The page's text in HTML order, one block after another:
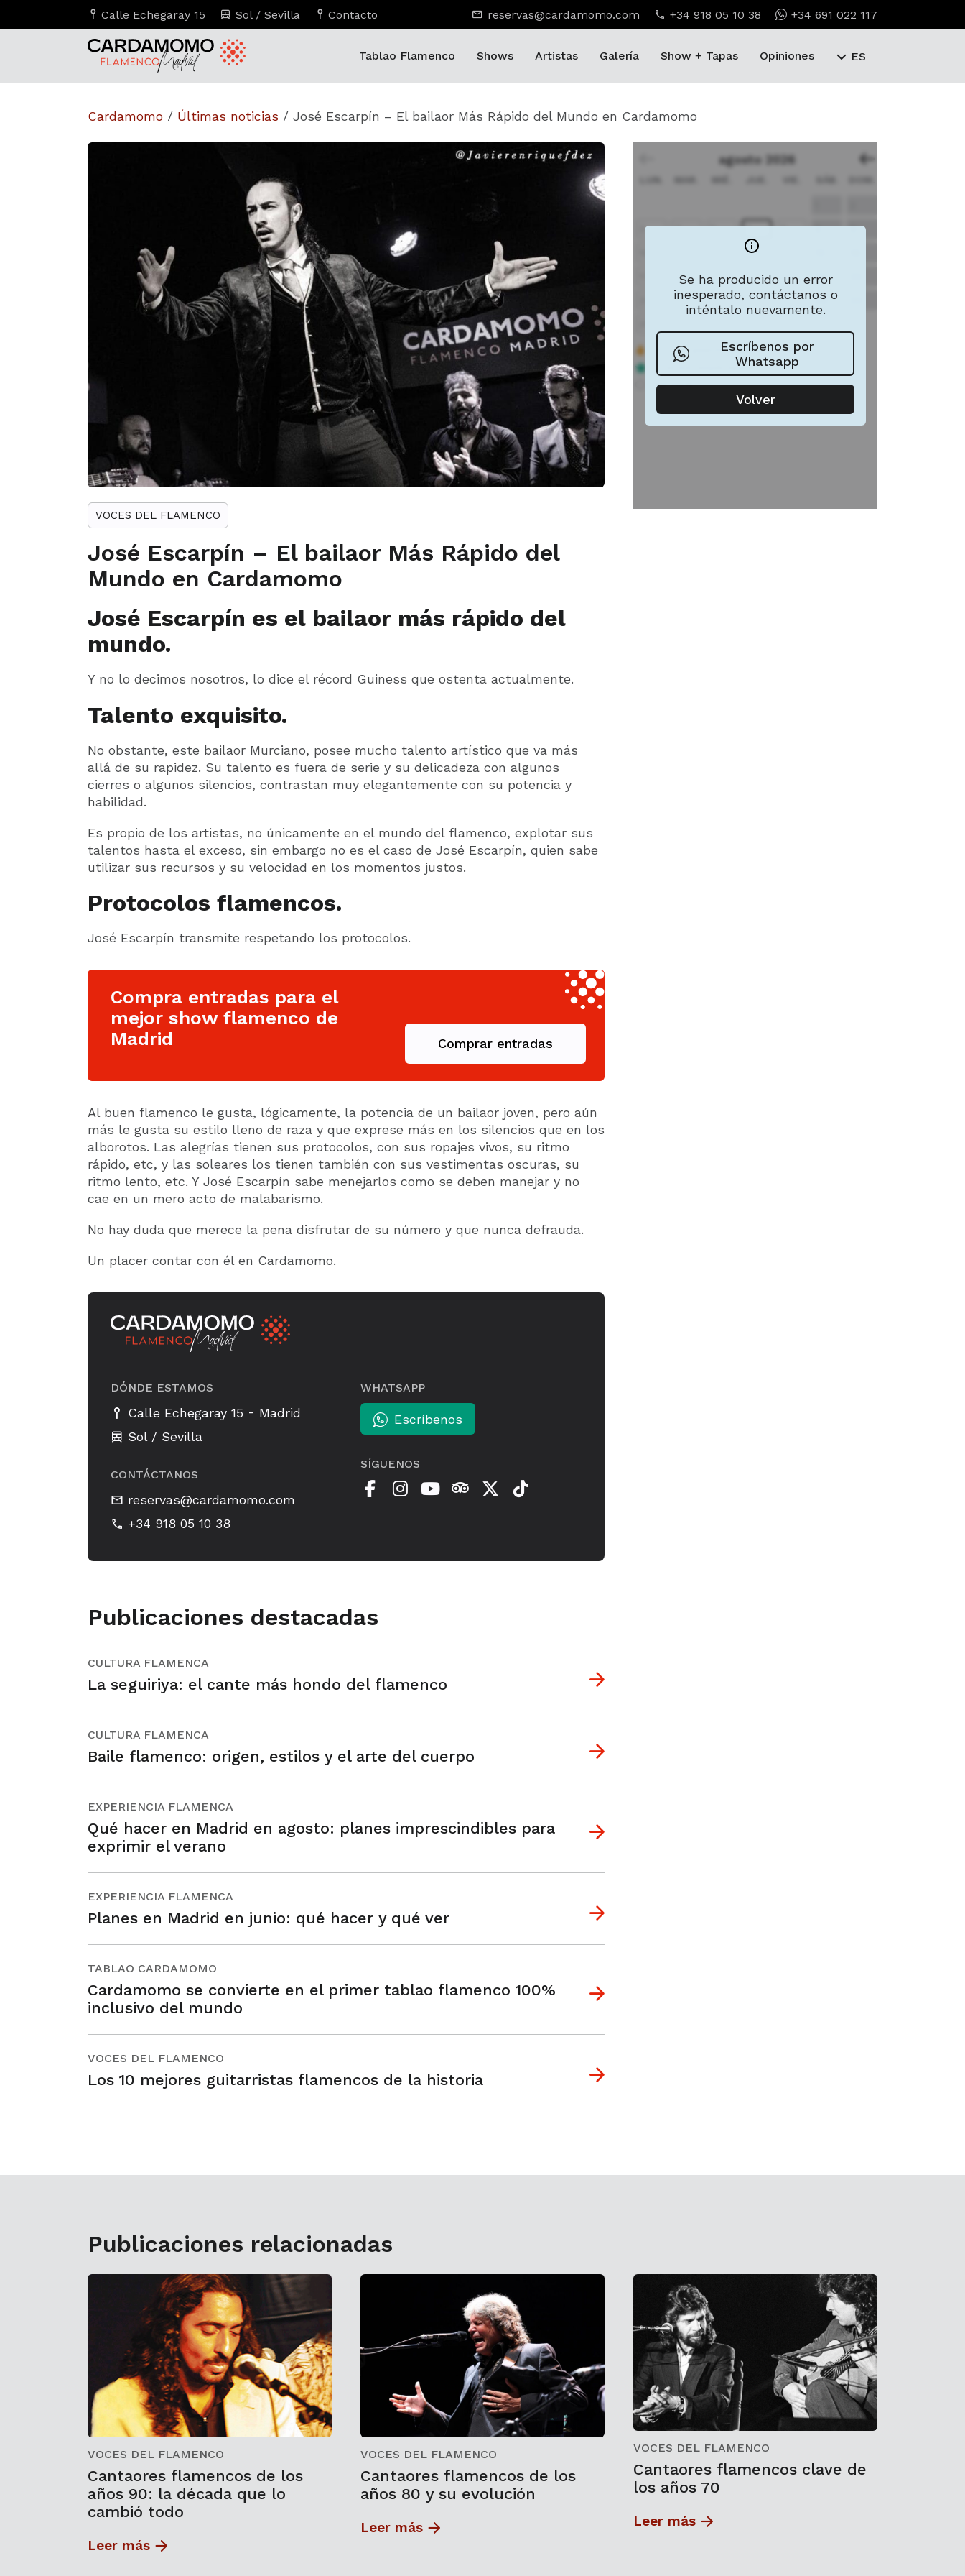
Calle Echegaray 15 Sol / Sevilla Contacto reservas@cardamomo.com +34 918 05 10 38 +34 691 022 117
Tablao Flamenco Shows Artistas Galería Show + Tapas Opiniones ES
Cardamomo / Últimas noticias / José Escarpín – El bailaor Más Rápido del Mundo en Cardamomo
VOCES DEL FLAMENCO
José Escarpín – El bailaor Más Rápido del
Mundo en Cardamomo
José Escarpín es el bailaor más rápido del
mundo.
Y no lo decimos nosotros, lo dice el récord Guiness que ostenta actualmente.
Talento exquisito.
No obstante, este bailaor Murciano, posee mucho talento artístico que va más
allá de su rapidez. Su talento es fuera de serie y su delicadeza con algunos
cierres o algunos silencios, contrastan muy elegantemente con su potencia y
habilidad.
Es propio de los artistas, no únicamente en el mundo del flamenco, explotar sus
talentos hasta el exceso, sin embargo no es el caso de José Escarpín, quien sabe
utilizar sus recursos y su velocidad en los momentos justos.
Protocolos flamencos.
José Escarpín transmite respetando los protocolos.
Compra entradas para el
mejor show flamenco de
Madrid
Comprar entradas
Al buen flamenco le gusta, lógicamente, la potencia de un bailaor joven, pero aún
más le gusta su estilo lleno de raza y que exprese más en los silencios que en los
alborotos. Las alegrías tienen sus protocolos, con sus ropajes vivos, su ritmo
rápido, etc, y las soleares los tienen también con sus vestimentas oscuras, su
ritmo lento, etc. Y José Escarpín sabe menejarlos como se deben manejar y no
cae en un mero acto de malabarismo.
No hay duda que merece la pena disfrutar de su número y que nunca defrauda.
Un placer contar con él en Cardamomo.
DÓNDE ESTAMOS
Calle Echegaray 15 - Madrid
Sol / Sevilla
CONTÁCTANOS
reservas@cardamomo.com
+34 918 05 10 38
WHATSAPP
Escríbenos
SÍGUENOS
Publicaciones destacadas
CULTURA FLAMENCA
La seguiriya: el cante más hondo del flamenco
CULTURA FLAMENCA
Baile flamenco: origen, estilos y el arte del cuerpo
EXPERIENCIA FLAMENCA
Qué hacer en Madrid en agosto: planes imprescindibles para
exprimir el verano
EXPERIENCIA FLAMENCA
Planes en Madrid en junio: qué hacer y qué ver
TABLAO CARDAMOMO
Cardamomo se convierte en el primer tablao flamenco 100%
inclusivo del mundo
VOCES DEL FLAMENCO
Los 10 mejores guitarristas flamencos de la historia
Publicaciones relacionadas
VOCES DEL FLAMENCO
Cantaores flamencos de los
años 90: la década que lo
cambió todo
Leer más
VOCES DEL FLAMENCO
Cantaores flamencos de los
años 80 y su evolución
Leer más
VOCES DEL FLAMENCO
Cantaores flamencos clave de
los años 70
Leer más